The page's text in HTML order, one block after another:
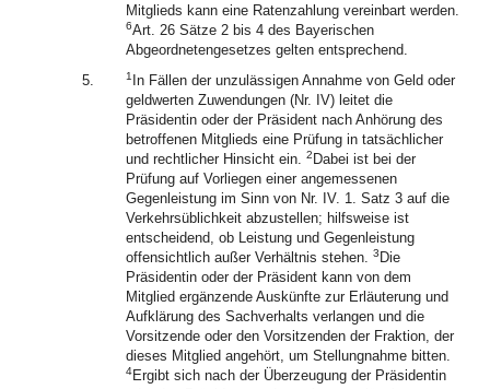
Mitglieds kann eine Ratenzahlung vereinbart werden.
6Art. 26 Sätze 2 bis 4 des Bayerischen
Abgeordnetengesetzes gelten entsprechend.
5.
1 In Fällen der unzulässigen Annahme von Geld oder
geldwerten Zuwendungen (Nr. IV) leitet die
Präsidentin oder der Präsident nach Anhörung des
betroffenen Mitglieds eine Prüfung in tatsächlicher
und rechtlicher Hinsicht ein. 2 Dabei ist bei der
Prüfung auf Vorliegen einer angemessenen
Gegenleistung im Sinn von Nr. IV. 1. Satz 3 auf die
Verkehrsüblichkeit abzustellen; hilfsweise ist
entscheidend, ob Leistung und Gegenleistung
offensichtlich außer Verhältnis stehen. 3 Die
Präsidentin oder der Präsident kann von dem
Mitglied ergänzende Auskünfte zur Erläuterung und
Aufklärung des Sachverhalts verlangen und die
Vorsitzende oder den Vorsitzenden der Fraktion, der
dieses Mitglied angehört, um Stellungnahme bitten.
4Ergibt sich nach der Überzeugung der Präsidentin